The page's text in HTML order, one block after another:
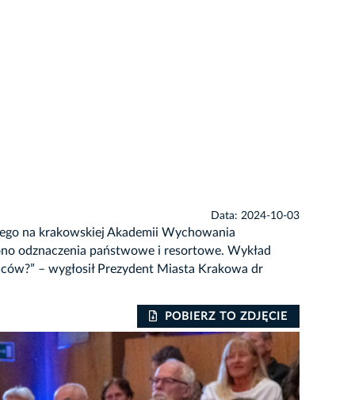
Data: 2024-10-03
na krakowskiej Akademii Wychowania
odznaczenia państwowe i resortowe. Wykład
– wygłosił Prezydent Miasta Krakowa dr
POBIERZ TO ZDJĘCIE